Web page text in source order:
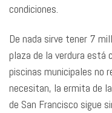
condiciones.
De nada sirve tener 7
plaza de la verdura está
piscinas municipales no
necesitan, la ermita de
de San Francisco sigue